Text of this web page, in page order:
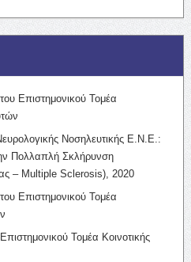
Επιστημονικού Τομέα
Νοσηλευτικής Ε.Ν.Ε.:
Πολλαπλή Σκλήρυνση
– Multiple Sclerosis), 2020
Επιστημονικού Τομέα
Τομέα Κοινοτικής